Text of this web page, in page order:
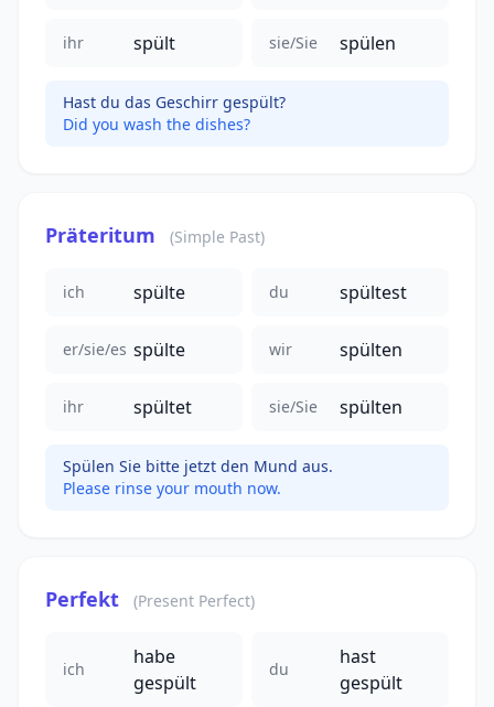
ihr spült sie/Sie spülen
Hast du das Geschirr gespült?
Did you wash the dishes?
Präteritum (Simple Past)
ich spülte du spültest
er/sie/es spülte wir spülten
ihr spültet sie/Sie spülten
Spülen Sie bitte jetzt den Mund aus.
Please rinse your mouth now.
Perfekt (Present Perfect)
ich
habe
gespült
du
hast
gespült